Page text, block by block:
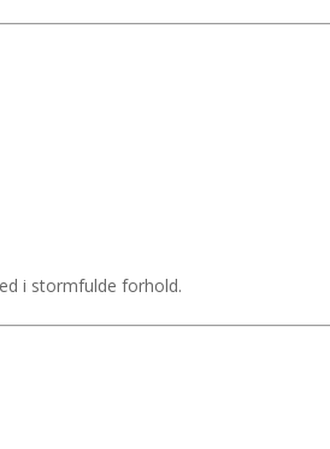
i stormfulde forhold.